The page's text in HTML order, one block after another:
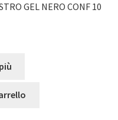
GEL NERO CONF 10